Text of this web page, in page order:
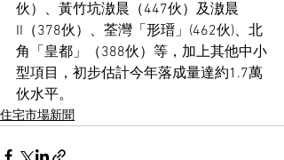
伙）、黃竹坑滶晨（447伙）及滶晨
II（378伙）、荃灣「形瑨」(462伙)、北
角「皇都」（388伙）等，加上其他中小
型項目，初步估計今年落成量達約1.7萬
伙水平。
住宅市場新聞